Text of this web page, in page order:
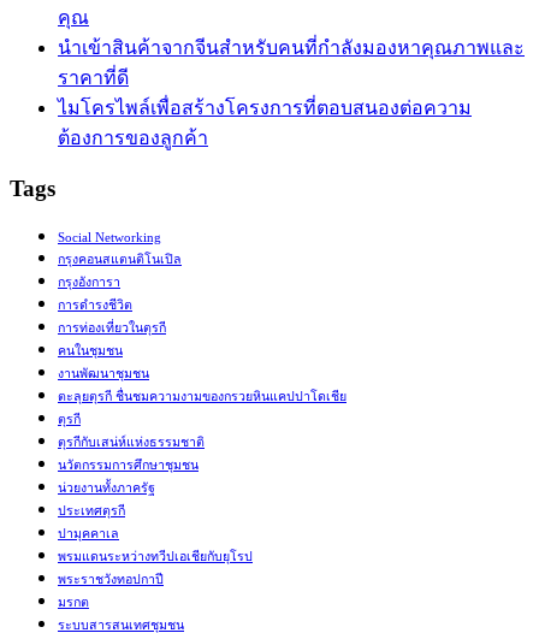
คุณ
นำเข้าสินค้าจากจีนสำหรับคนที่กำลังมองหาคุณภาพและ
ราคาที่ดี
ไมโครไพล์เพื่อสร้างโครงการที่ตอบสนองต่อความ
ต้องการของลูกค้า
Tags
Social Networking
กรุงคอนสแตนติโนเปิล
กรุงอังการา
การดำรงชีวิต
การท่องเที่ยวในตุรกี
คนในชุมชน
งานพัฒนาชุมชน
ตะลุยตุรกี ชื่นชมความงามของกรวยหินแคปปาโดเชีย
ตุรกี
ตุรกีกับเสน่ห์แห่งธรรมชาติ
นวัตกรรมการศึกษาชุมชน
น่วยงานทั้งภาครัฐ
ประเทศตุรกี
ปามุคคาเล
พรมแดนระหว่างทวีปเอเชียกับยุโรป
พระราชวังทอปกาปี
มรกต
ระบบสารสนเทศชุมชน